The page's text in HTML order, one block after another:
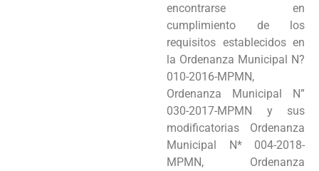
encontrarse en
cumplimiento de los
requisitos establecidos en
la Ordenanza Municipal N?
010-2016-MPMN,
Ordenanza Municipal N”
030-2017-MPMN y sus
modificatorias Ordenanza
Municipal N* 004-2018-
MPMN, Ordenanza